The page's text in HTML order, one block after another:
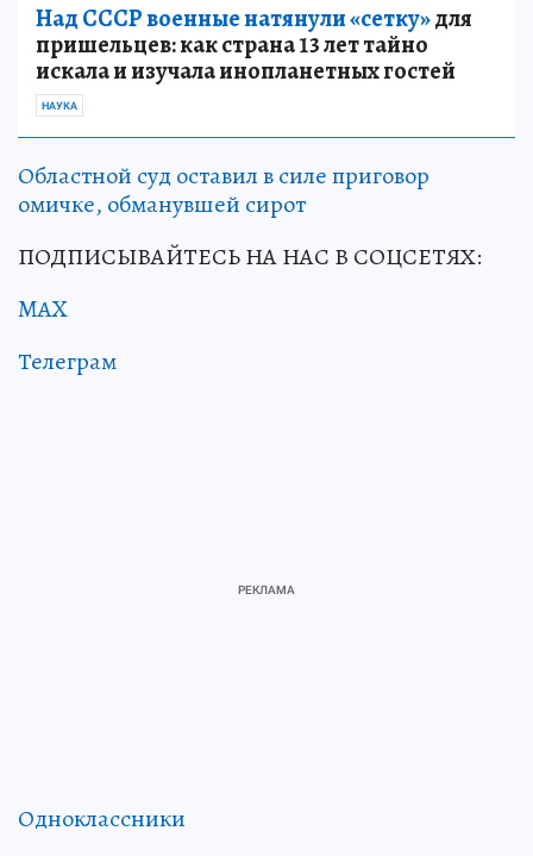
Над СССР военные натянули «сетку»для
пришельцев: как страна 13 лет тайно
искала и изучала инопланетных гостей
НАУКА
Областной суд оставил в силе приговор
омичке, обманувшей сирот
ПОДПИСЫВАЙТЕСЬ НА НАС В СОЦСЕТЯХ:
MAX
Телеграм
Одноклассники